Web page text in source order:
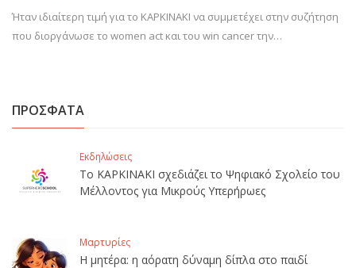
Ήταν ιδιαίτερη τιμή για το ΚΑΡΚΙΝΑΚΙ να συμμετέχει στην συζήτηση
που διοργάνωσε το women act και του win cancer την…
ΠΡΟΣΦΑΤΑ
Εκδηλώσεις
Το ΚΑΡΚΙΝΑΚΙ σχεδιάζει το Ψηφιακό Σχολείο του
Μέλλοντος για Μικρούς Υπερήρωες
Μαρτυρίες
Η μητέρα: η αόρατη δύναμη δίπλα στο παιδί